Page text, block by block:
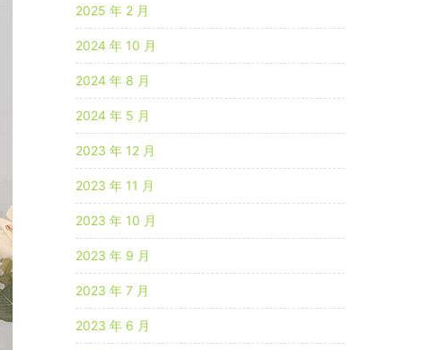
2025 年 2 月
2024 年 10 月
2024 年 8 月
2024 年 5 月
2023 年 12 月
2023 年 11 月
2023 年 10 月
2023 年 9 月
2023 年 7 月
2023 年 6 月